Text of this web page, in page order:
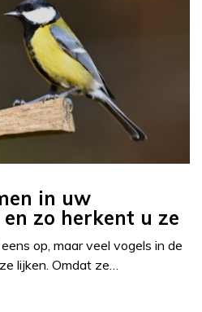
in uw
zo herkent u ze
op, maar veel vogels in de
lijken. Omdat ze…